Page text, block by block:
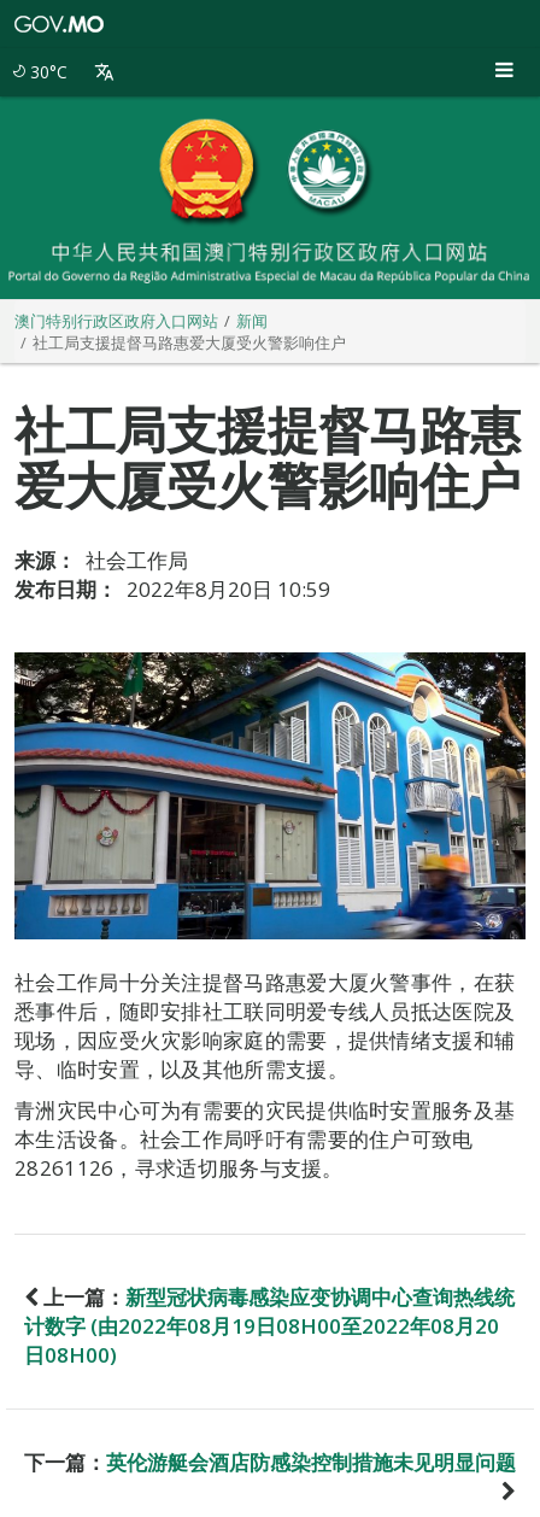
30°C
澳门特别行政区政府入口网站
新闻
社工局支援提督马路惠爱大厦受火警影响住户
社工局支援提督马路惠
爱大厦受火警影响住户
来源：
社会工作局
发布日期：
2022年8月20日 10:59
社会工作局十分关注提督马路惠爱大厦火警事件，在获
悉事件后，随即安排社工联同明爱专线人员抵达医院及
现场，因应受火灾影响家庭的需要，提供情绪支援和辅
导、临时安置，以及其他所需支援。
青洲灾民中心可为有需要的灾民提供临时安置服务及基
本生活设备。社会工作局呼吁有需要的住户可致电
28261126，寻求适切服务与支援。
上一篇： 新型冠状病毒感染应变协调中心查询热线统
计数字 (由2022年08月19日08H00至2022年08月20
日08H00)
下一篇： 英伦游艇会酒店防感染控制措施未见明显问题